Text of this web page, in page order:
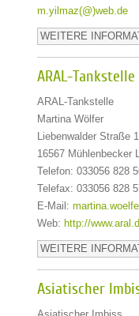
m.yilmaz(@)web.de
WEITERE
ARAL-Tankstelle
ARAL-Tankstelle
Martina Wölfer
Liebenwalder Straße
16567 Mühlenbecker
Telefon: 033056 828
Telefax: 033056 828
E-Mail:
Web: http://
WEITERE
Asiatischer